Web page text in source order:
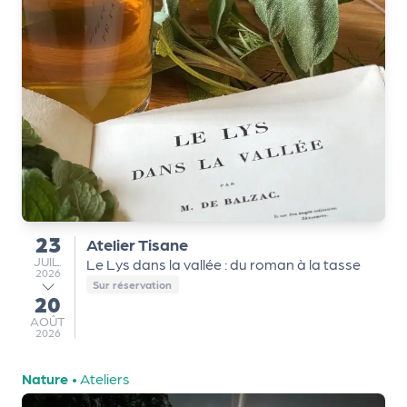
du
23
JUILLET
JUIL.
2026
au
20
AOÛT
AOÛT
2026
Atelier Tisane
Le Lys dans la vallée : du roman à la tasse
Sur réservation
Nature • Ateliers
m
e
n
t
A
n
u
a
e
r
g